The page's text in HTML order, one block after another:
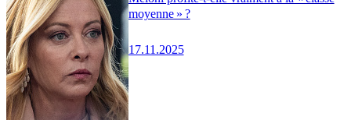
moyenne » ?
17.11.2025